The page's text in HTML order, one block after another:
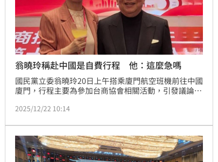
翁曉玲稱赴中國是自費行程 他：這麼急嗎
國民黨立委翁曉玲20日上午搭乘廈門航空班機前往中國
廈門，行程主要為參加台商協會相關活動，引發議論。
國正在舉行廈門台商成立33週年活動，積極接觸國民黨
「自費私人行程」。對此，政治工作者周軒就「3問」
國民黨立委，表示「這麼急嗎？」此外，翁曉玲貼出與
蔣萬安爸爸蔣孝嚴的合照，也被周軒認為「國民黨內部
暗潮洶湧」。
2025/12/22 10:14